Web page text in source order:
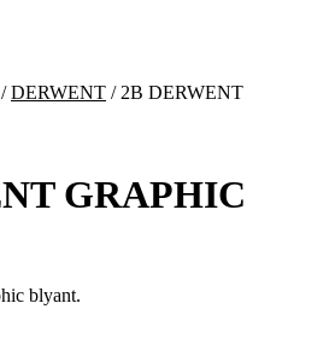
DERWENT / 2B DERWENT
GRAPHIC
blyant.